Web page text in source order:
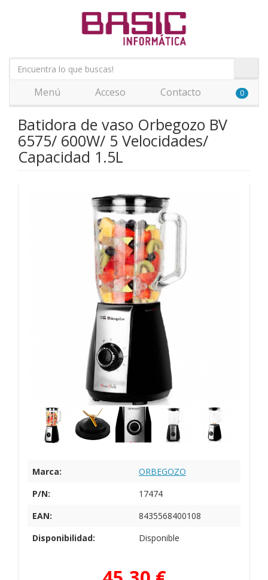
Menú Acceso Contacto 0
Batidora de vaso Orbegozo BV
6575/ 600W/ 5 Velocidades/
Capacidad 1.5L
Marca:
ORBEGOZO
P/N:
17474
EAN:
8435568400108
Disponibilidad:
Disponible